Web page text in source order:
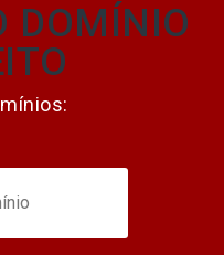
DOMÍNIO